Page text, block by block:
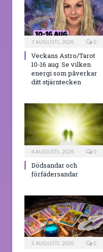
7 AUGUSTI, 2026 0
Veckans Astro/Tarot
10-16 aug. Se vilken
energi som påverkar
ditt stjärntecken
4 AUGUSTI, 2026 0
Dödsandar och
förfädersandar
3 AUGUSTI, 2026 0